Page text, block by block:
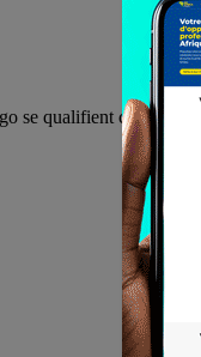
se qualifient ce